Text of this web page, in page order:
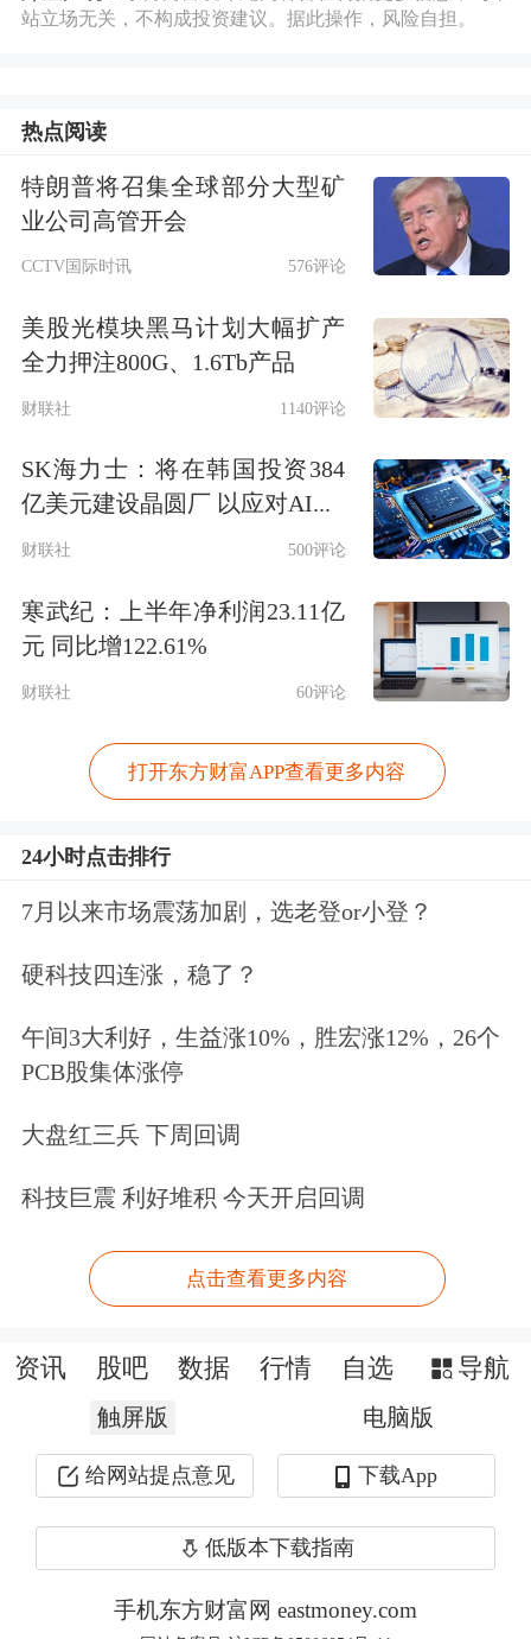
型。”尚朝辉向记者介绍，基于内部历
务、产融三方面数据，融合
历史、看能力、看需求、看潜力”四个
关键维度出发，建立针对5000万元以内
授信需求的科技型企业智能化测额模
型，实现对科技型企业评价的精准量
化。
与此同时，建行充分发挥集团丰富的牌
照优势，制定“善建科技”股贷债保综合
提供股权、信贷、债券、保险等多元
化、接力式、全方位的综合金融服务，
技。”尚朝辉说。
例如，建行通过精准识别，以股债联动
基础。尚朝辉告诉记者：“我们聚焦企
业特点，运用建行科技型企业评价专属
工具，为企业量身打造专属服务方案，
联合7家同业机构，采用纯信用方式组
建银团。按照项目进度，银团已实现
此外，建行加强线上生态赋能建设，打
造“科技金融智慧生态系统1.0”，立
服务平台，对外实现融资、撮合、产
业、信息、人才等五大服务功能，对内
上线“股贷债保”融资产品、产业链画
站立场无关，不构成投资建议。据此操作，风险自担。
热点阅读
特朗普将召集全球部分大型矿
业公司高管开会
CCTV国际时讯 576评论
美股光模块黑马计划大幅扩产
全力押注800G、1.6Tb产品
财联社 1140评论
SK海力士：将在韩国投资384
亿美元建设晶圆厂 以应对AI...
财联社 500评论
寒武纪：上半年净利润23.11亿
元 同比增122.61%
财联社 60评论
打开东方财富APP查看更多内容
24小时点击排行
7月以来市场震荡加剧，选老登or小登？
硬科技四连涨，稳了？
午间3大利好，生益涨10%，胜宏涨12%，26个
PCB股集体涨停
大盘红三兵 下周回调
科技巨震 利好堆积 今天开启回调
点击查看更多内容
资讯 股吧 数据 行情 自选 导航
触屏版 电脑版
给网站提点意见 下载App
低版本下载指南
手机东方财富网 eastmoney.com